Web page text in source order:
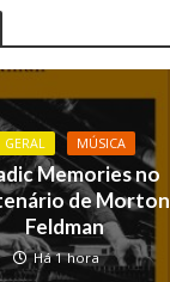
GERAL MÚSICA
Memories no
de Morton
Feldman
Há 1 hora